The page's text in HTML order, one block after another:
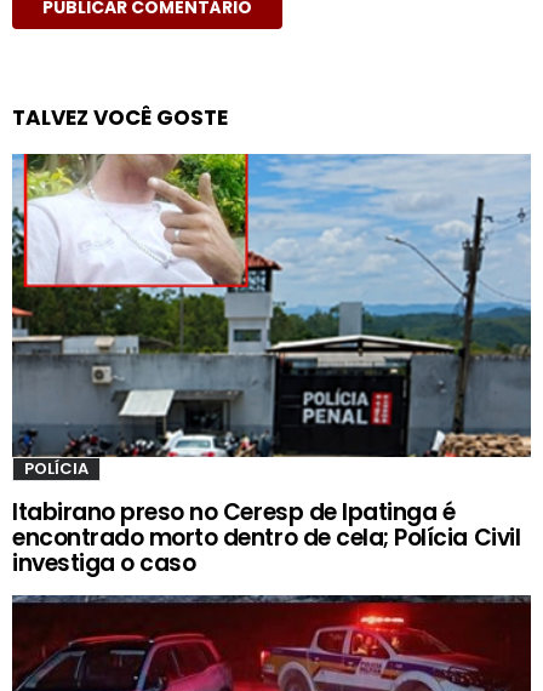
TALVEZ VOCÊ GOSTE
POLÍCIA
Itabirano preso no Ceresp de Ipatinga é
encontrado morto dentro de cela; Polícia Civil
investiga o caso